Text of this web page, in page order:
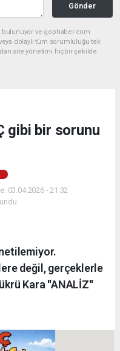
Gönder
bulunuyor ve gophaber.com
dolaylı tüm sorumluluğu tek
site yönetimi hiçbir şekilde
gibi bir sorunu
03.04.2026 - 21:32
değil, gerçeklerle
Kara ''ANALİZ''